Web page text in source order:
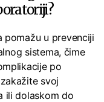
pomažu u prevenciji
sistema, čime
po
svoj
ili dolaskom do